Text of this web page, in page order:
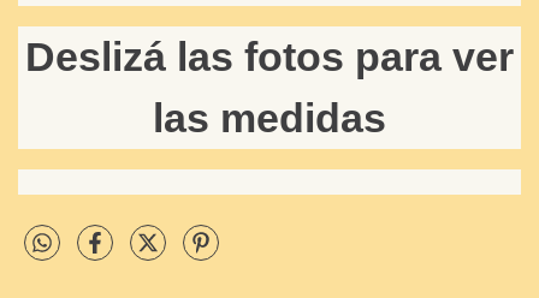
Deslizá las fotos para ver
las medidas